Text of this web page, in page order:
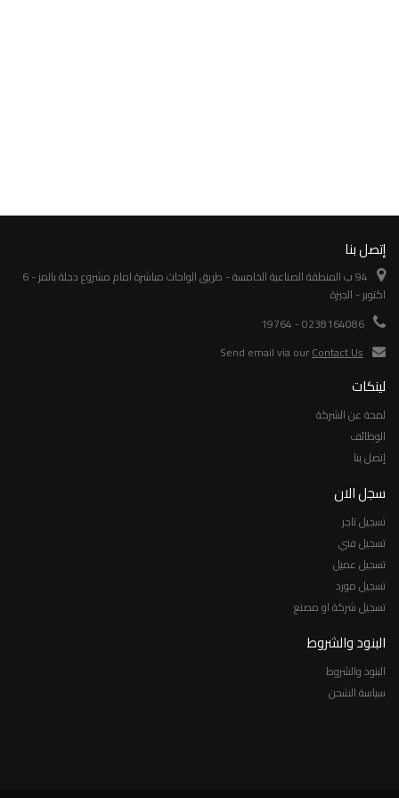
إتصل بنا
94 ب المنطقة الصناعية الخامسة - طريق الواحات مباشرة امام مشروع دجلة بالمز - 6
اكتوبر - الجيزة
0238164086 - 19764
Send email via ourContact Us
لينكات
لمحة عن الشركة
الوظائف
إتصل بنا
سجل الان
تسجيل تاجر
تسجيل فني
تسجيل عميل
تسجيل مورد
تسجيل شركة او مصنع
البنود والشروط
البنود والشروط
سياسة الشحن